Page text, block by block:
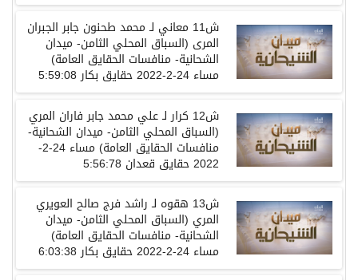
ش11 معاني لـ محمد طحنون جابر الجبران
المرى (السباق المحلي الثامن- ميدان
الشحانية- منافسات الحقايق العامة)
مساء 24-2-2022 حقايق بكار 5:59:08
ش12 كرار لـ علي محمد جابر فاران المري
(السباق المحلي الثامن- ميدان الشحانية-
منافسات الحقايق العامة) مساء 24-2-
2022 حقايق قعدان 5:56:78
ش13 هقوه لـ راشد فرج صالح العويري
المري (السباق المحلي الثامن- ميدان
الشحانية- منافسات الحقايق العامة)
مساء 24-2-2022 حقايق بكار 6:03:38